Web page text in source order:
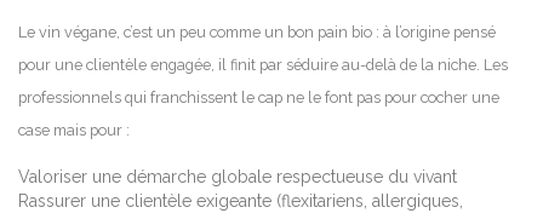
Le vin végane, c’est un peu comme un bon pain bio : à l’origine pensé
pour une clientèle engagée, il finit par séduire au-delà de la niche. Les
professionnels qui franchissent le cap ne le font pas pour cocher une
case mais pour :
Valoriser une démarche globale respectueuse du vivant
Rassurer une clientèle exigeante (flexitariens, allergiques,